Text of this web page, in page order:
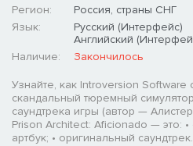
Регион:
Россия, страны СНГ
Язык:
Русский (Интерфейс)
Английский
Наличие:
Закончилось
Узнайте, как Introversion Software
скандальный тюремный
саундтрека игры (автор —
Prison Architect: Aficionado — это:
артбук; • оригинальный саундтрек.